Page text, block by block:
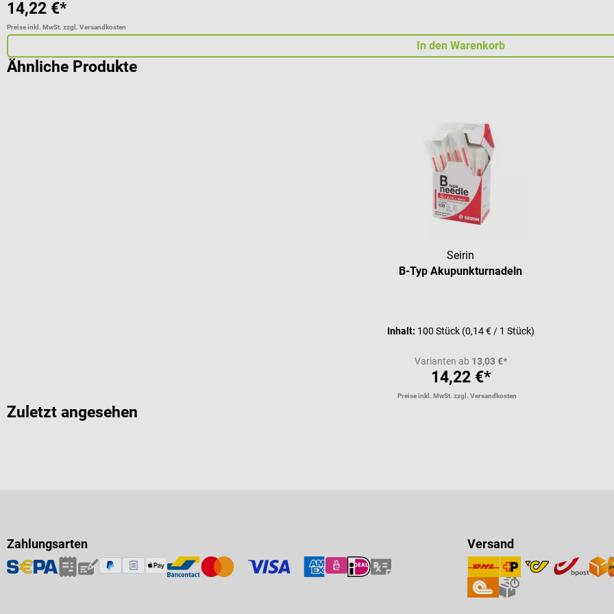
14,22 €*
Preise inkl. MwSt. zzgl. Versandkosten
In den Warenkorb
Ähnliche Produkte
Seirin
B-Typ Akupunkturnadeln
Inhalt: 100 Stück (0,14 € / 1 Stück)
Varianten ab 13,03 €*
14,22 €*
Preise inkl. MwSt. zzgl. Versandkosten
Zuletzt angesehen
Zahlungsarten Versand